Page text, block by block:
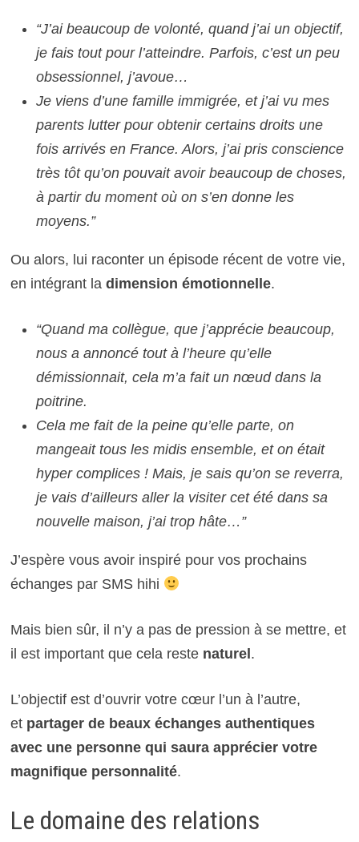
“J’ai beaucoup de volonté, quand j’ai un objectif,
je fais tout pour l’atteindre. Parfois, c’est un peu
obsessionnel, j’avoue…
Je viens d’une famille immigrée, et j’ai vu mes
parents lutter pour obtenir certains droits une
fois arrivés en France. Alors, j’ai pris conscience
très tôt qu’on pouvait avoir beaucoup de choses,
à partir du moment où on s’en donne les
moyens.”
Ou alors, lui raconter un épisode récent de votre vie,
en intégrant la dimension émotionnelle.
“Quand ma collègue, que j’apprécie beaucoup,
nous a annoncé tout à l’heure qu’elle
démissionnait, cela m’a fait un nœud dans la
poitrine.
Cela me fait de la peine qu’elle parte, on
mangeait tous les midis ensemble, et on était
hyper complices ! Mais, je sais qu’on se reverra,
je vais d’ailleurs aller la visiter cet été dans sa
nouvelle maison, j’ai trop hâte…”
J’espère vous avoir inspiré pour vos prochains
échanges par SMS hihi
Mais bien sûr, il n’y a pas de pression à se mettre, et
il est important que cela reste naturel.
L’objectif est d’ouvrir votre cœur l’un à l’autre,
et partager de beaux échanges authentiques
avec une personne qui saura apprécier votre
magnifique personnalité.
Le domaine des relations